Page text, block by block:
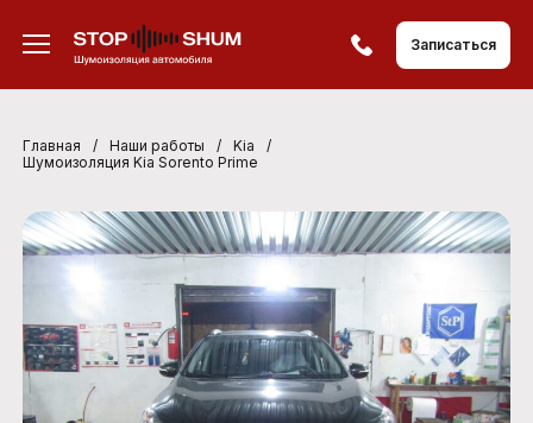
Записаться
Главная / Наши работы / Kia
/
Шумоизоляция Kia Sorento Prime